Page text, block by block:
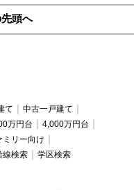
頭へ
て
中古一戸建て
万円台
4,000万円台
ミリー向け
線検索 学区検索